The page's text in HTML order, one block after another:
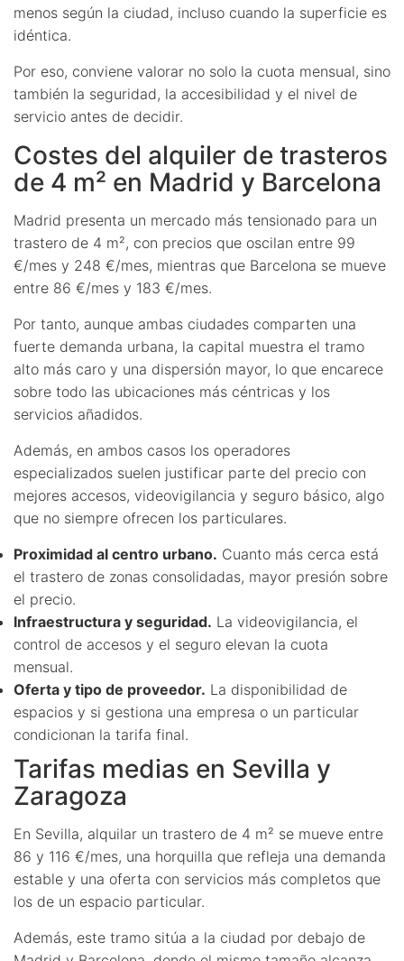
menos según la ciudad, incluso cuando la superficie es
idéntica.
Por eso, conviene valorar no solo la cuota mensual, sino
también la seguridad, la accesibilidad y el nivel de
servicio antes de decidir.
Costes del alquiler de trasteros
de 4 m² en Madrid y Barcelona
Madrid presenta un mercado más tensionado para un
trastero de 4 m², con precios que oscilan entre 99
€/mes y 248 €/mes, mientras que Barcelona se mueve
entre 86 €/mes y 183 €/mes.
Por tanto, aunque ambas ciudades comparten una
fuerte demanda urbana, la capital muestra el tramo
alto más caro y una dispersión mayor, lo que encarece
sobre todo las ubicaciones más céntricas y los
servicios añadidos.
Además, en ambos casos los operadores
especializados suelen justificar parte del precio con
mejores accesos, videovigilancia y seguro básico, algo
que no siempre ofrecen los particulares.
Proximidad al centro urbano. Cuanto más cerca está
el trastero de zonas consolidadas, mayor presión sobre
el precio.
Infraestructura y seguridad. La videovigilancia, el
control de accesos y el seguro elevan la cuota
mensual.
Oferta y tipo de proveedor. La disponibilidad de
espacios y si gestiona una empresa o un particular
condicionan la tarifa final.
Tarifas medias en Sevilla y
Zaragoza
En Sevilla, alquilar un trastero de 4 m² se mueve entre
86 y 116 €/mes, una horquilla que refleja una demanda
estable y una oferta con servicios más completos que
los de un espacio particular.
Además, este tramo sitúa a la ciudad por debajo de